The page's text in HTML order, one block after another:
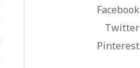
Facebook
Twitter
Pinterest